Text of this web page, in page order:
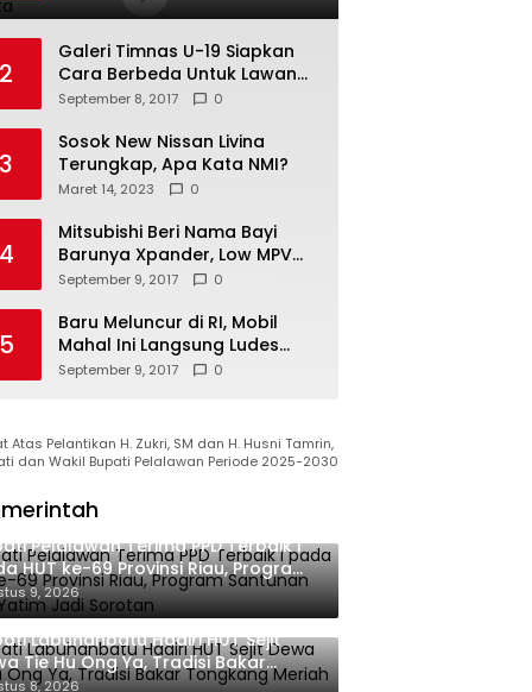
2
Galeri Timnas U-19 Siapkan
Cara Berbeda Untuk Lawan
Vietnam
September 8, 2017 0
3
Sosok New Nissan Livina
Terungkap, Apa Kata NMI?
Maret 14, 2023 0
4
Mitsubishi Beri Nama Bayi
Barunya Xpander, Low MPV
Pesaing Avanza cs
September 9, 2017 0
5
Baru Meluncur di RI, Mobil
Mahal Ini Langsung Ludes
Terjual
September 9, 2017 0
Atas Pelantikan H. Zukri, SM dan H. Husni Tamrin,
dan Wakil Bupati Pelalawan Periode 2025-2030
Pelalawan Terima PPD Terbaik I
HUT ke-69 Provinsi Riau, Program
Anak Yatim Jadi Sorotan
9, 2026
Labuhanbatu Hadiri HUT Sejit
Tie Hu Ong Ya, Tradisi Bakar
Meriah di Sei Berombang
8, 2026